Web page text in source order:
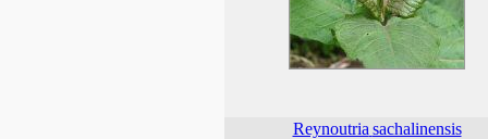
Reynoutria sachalinensis